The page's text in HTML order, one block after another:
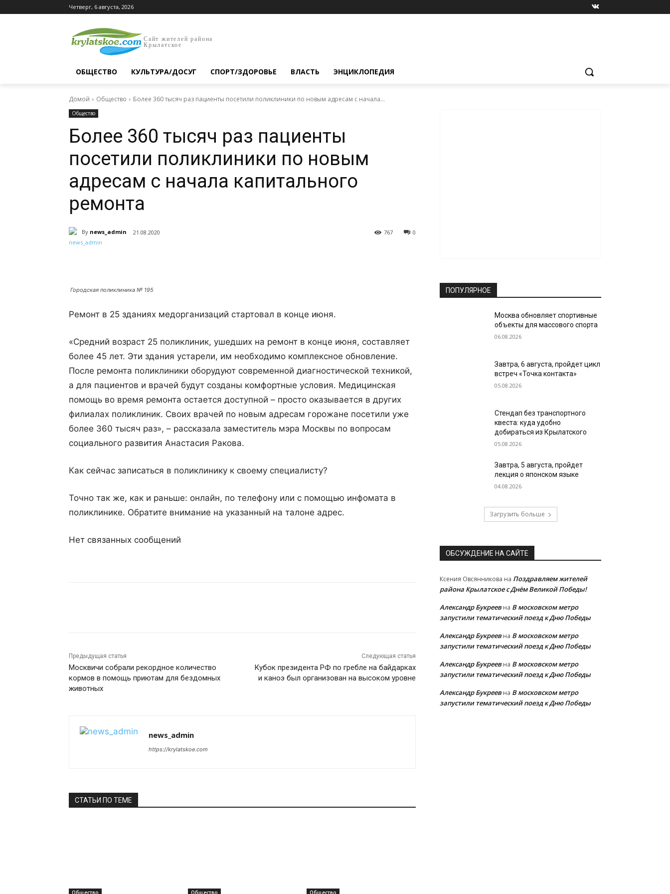
Четверг, 6 августа, 2026
Сайт жителей района
Крылатское
ОБЩЕСТВО КУЛЬТУРА/ДОСУГ СПОРТ/ЗДОРОВЬЕ ВЛАСТЬ ЭНЦИКЛОПЕДИЯ
Домой Общество Более 360 тысяч раз пациенты посетили поликлиники по новым адресам с начала...
Общество
Более 360 тысяч раз пациенты
посетили поликлиники по новым
адресам с начала капитального
ремонта
By news_admin 21.08.2020 0
767
Городская поликлиника № 195
Ремонт в 25 зданиях медорганизаций стартовал в конце июня.
«Средний возраст 25 поликлиник, ушедших на ремонт в конце июня, составляет
более 45 лет. Эти здания устарели, им необходимо комплексное обновление.
После ремонта поликлиники оборудуют современной диагностической техникой,
а для пациентов и врачей будут созданы комфортные условия. Медицинская
помощь во время ремонта остается доступной – просто оказывается в других
филиалах поликлиник. Своих врачей по новым адресам горожане посетили уже
более 360 тысяч раз», – рассказала заместитель мэра Москвы по вопросам
социального развития Анастасия Ракова.
Как сейчас записаться в поликлинику к своему специалисту?
Точно так же, как и раньше: онлайн, по телефону или с помощью инфомата в
поликлинике. Обратите внимание на указанный на талоне адрес.
Нет связанных сообщений
Предыдущая статья
Москвичи собрали рекордное количество
кормов в помощь приютам для бездомных
животных
Следующая статья
Кубок президента РФ по гребле на байдарках
и каноэ был организован на высоком уровне
news_admin
https://krylatskoe.com
СТАТЬИ ПО ТЕМЕ
Общество Общество Общество
ПОПУЛЯРНОЕ
Москва обновляет спортивные
объекты для массового спорта
06.08.2026
Завтра, 6 августа, пройдет цикл
встреч «Точка контакта»
05.08.2026
Стендап без транспортного
квеста: куда удобно
добираться из Крылатского
05.08.2026
Завтра, 5 августа, пройдет
лекция о японском языке
04.08.2026
Загрузить больше
ОБСУЖДЕНИЕ НА САЙТЕ
Ксения Овсянникова на Поздравляем жителей
района Крылатское с Днём Великой Победы!
Александр Букреевна В московском метро
запустили тематический поезд к Дню Победы
Александр Букреевна В московском метро
запустили тематический поезд к Дню Победы
Александр Букреевна В московском метро
запустили тематический поезд к Дню Победы
Александр Букреевна В московском метро
запустили тематический поезд к Дню Победы